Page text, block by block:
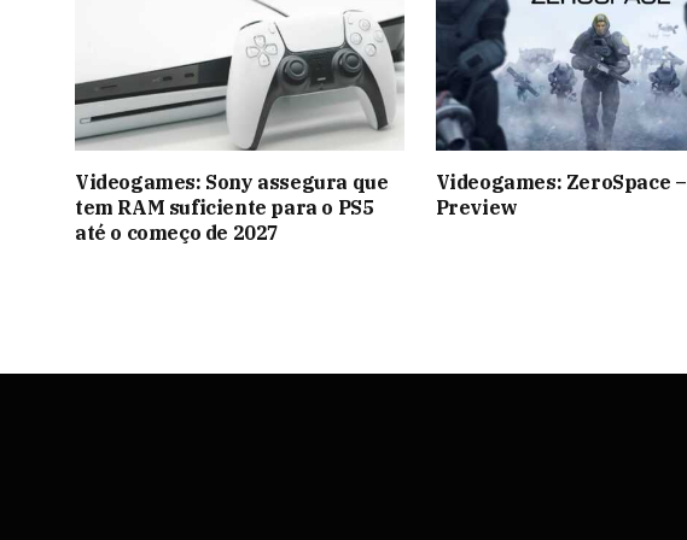
Videogames: Sony assegura que
tem RAM suficiente para o PS5
até o começo de 2027
Videogames: ZeroSpace –
Preview